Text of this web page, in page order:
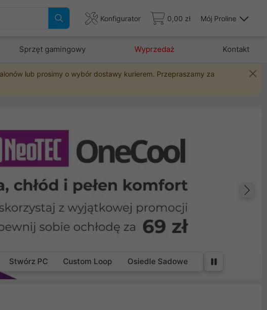
Konfigurator 0,00 zł Mój Proline
Sprzęt gamingowy Wyprzedaż Kontakt
lub prosimy o wybór dostawy kurierem. Przepraszamy za
Stwórz PC Custom Loop Osiedle Sadowe